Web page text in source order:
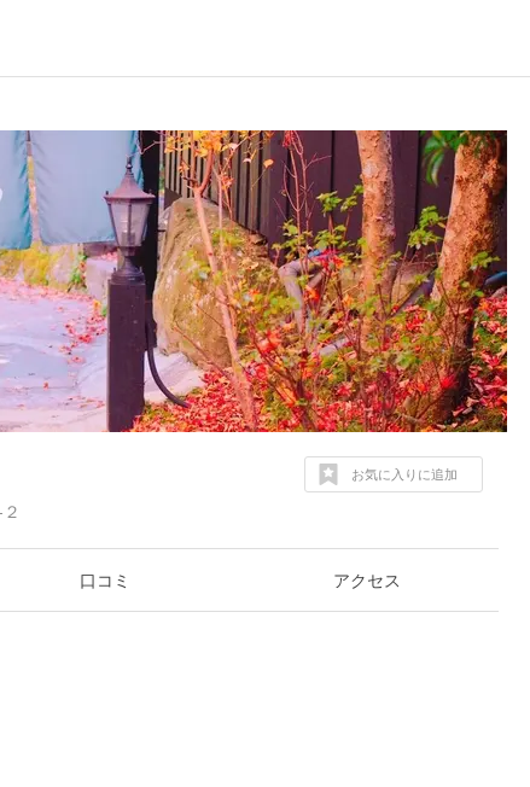
お気に入りに追加
口コミ アクセス